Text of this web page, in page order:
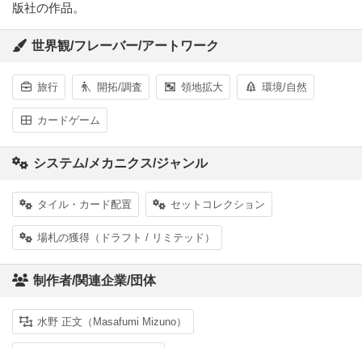
版社の作品。
世界観/フレーバー/アートワーク
旅行 開拓/調査 領地拡大 環境/自然
カードゲーム
システム/メカニクス/ジャンル
タイル・カード配置 セットコレクション
場札の獲得（ドラフト / リミテッド）
制作者/関連企業/団体
水野 正文（Masafumi Mizuno）